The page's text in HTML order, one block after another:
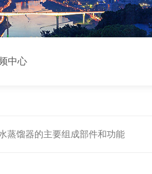
中心
蒸馏器的主要组成部件和功能